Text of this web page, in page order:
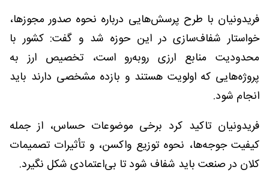
فریدونیان با طرح پرسش‌هایی درباره نحوه صدور مجوزها،
خواستار شفاف‌سازی در این حوزه شد و گفت: کشور با
محدودیت منابع ارزی روبه‌رو است، تخصیص ارز به
پروژه‌هایی که اولویت هستند و بازده مشخصی دارند باید
انجام شود.
فریدونیان تاکید کرد برخی موضوعات حساس، از جمله
کیفیت جوجه‌ها، نحوه توزیع واکسن، و تأثیرات تصمیمات
کلان در صنعت باید شفاف شود تا بی‌اعتمادی شکل نگیرد.